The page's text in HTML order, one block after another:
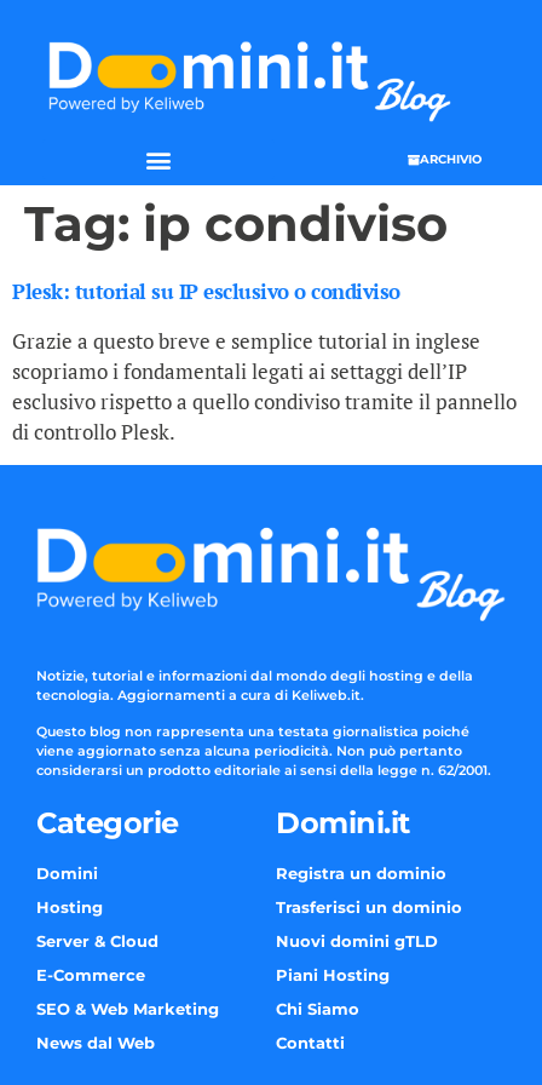
ARCHIVIO
Tag: ip condiviso
Plesk: tutorial su IP esclusivo o condiviso
Grazie a questo breve e semplice tutorial in inglese
scopriamo i fondamentali legati ai settaggi dell’IP
esclusivo rispetto a quello condiviso tramite il pannello
di controllo Plesk.
Notizie, tutorial e informazioni dal mondo degli hosting e della
tecnologia. Aggiornamenti a cura di Keliweb.it.
Questo blog non rappresenta una testata giornalistica poiché
viene aggiornato senza alcuna periodicità. Non può pertanto
considerarsi un prodotto editoriale ai sensi della legge n. 62/2001.
Categorie
Domini
Hosting
Server & Cloud
E-Commerce
SEO & Web Marketing
News dal Web
Domini.it
Registra un dominio
Trasferisci un dominio
Nuovi domini gTLD
Piani Hosting
Chi Siamo
Contatti